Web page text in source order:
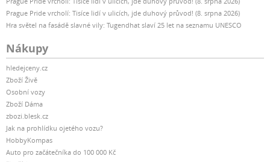
Prague Pride vrcholí: Tisíce lidí v ulicích, jde duhový průvod! (8. srpna 2026)
Hra světel na fasádě slavné vily: Tugendhat slaví 25 let na seznamu UNESCO
Nákupy
hledejceny.cz
Zboží Živě
Osobní vozy
Zboží Dáma
zbozi.blesk.cz
Jak na prohlídku ojetého vozu?
HobbyKompas
Auto pro začátečníka do 100 000 Kč